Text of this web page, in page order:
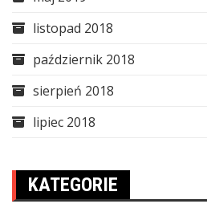
listopad 2018
październik 2018
sierpień 2018
lipiec 2018
KATEGORIE